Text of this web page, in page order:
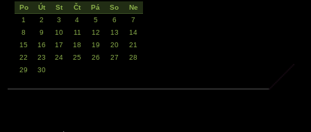
Po
Út St Čt Pá So
Ne
1
2 3 4 5 6
7
8
9 10 11 12 13
14
15
16 17 18 19 20
21
22
23 24 25 26 27
28
29
30